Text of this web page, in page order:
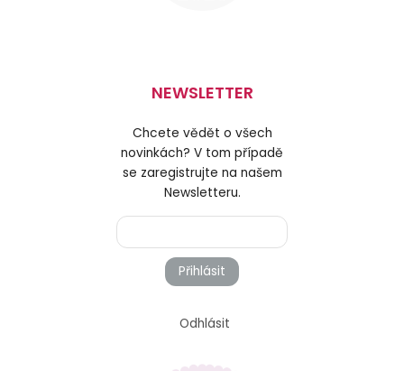
NEWSLETTER
Chcete vědět o všech
novinkách? V tom případě
se zaregistrujte na našem
Newsletteru.
Přihlásit
Odhlásit